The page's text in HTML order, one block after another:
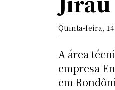
Quinta-feira, 14
A área
empresa
em